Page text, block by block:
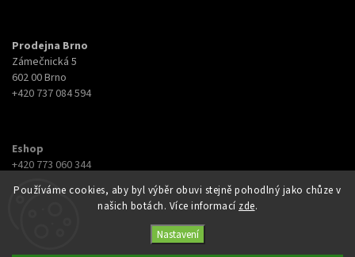
Používáme cookies, aby byl výběr obuvi stejně pohodlný jako chůze v
našich botách. Více informací zde.
Nastavení
Prodejna Brno
Zámečnická 5
602 00 Brno
+420 737 084 594
Eshop
+420 773 060 344
eshop@botyna.cz